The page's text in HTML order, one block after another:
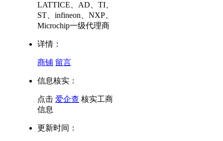
LATTICE、AD、TI、
ST、infineon、NXP、
Microchip一级代理商
详情：
商铺 留言
信息核实：
点击 爱企查 核实工商
信息
更新时间：